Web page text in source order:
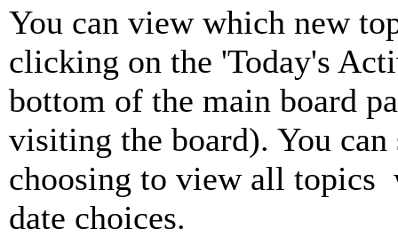
You can view which new
clicking on the 'Today's
bottom of the main board
visiting the board). You
choosing to view all topics
date choices.